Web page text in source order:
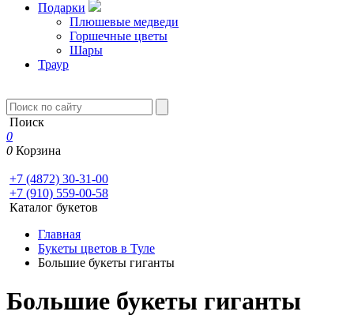
Подарки
Плюшевые медведи
Горшечные цветы
Шары
Траур
Поиск
0
0 Корзина
+7 (4872) 30-31-00
+7 (910) 559-00-58
Каталог букетов
Главная
Букеты цветов в Туле
Большие букеты гиганты
Большие букеты гиганты